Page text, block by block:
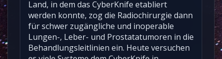
Land, in dem das CyberKnife etabliert
werden konnte, zog die Radiochirurgie dann
für schwer zugängliche und inoperable
Lungen-, Leber- und Prostatatumoren in die
Behandlungsleitlinien ein. Heute versuchen